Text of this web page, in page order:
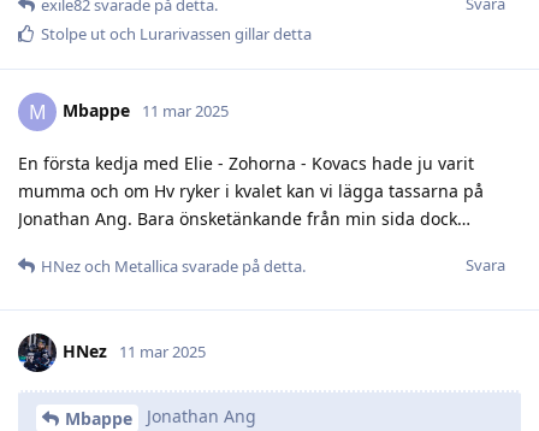
exile82svarade på detta.
Stolpe utoch Lurarivassen gillar detta
M Mbappe 11 mar 2025
En första kedja med Elie - Zohorna - Kovacs hade ju varit
mumma och om Hv ryker i kvalet kan vi lägga tassarna på
Jonathan Ang. Bara önsketänkande från min sida dock…
Svara
HNezoch Metallicasvarade på detta.
HNez 11 mar 2025
Mbappe Jonathan Ang